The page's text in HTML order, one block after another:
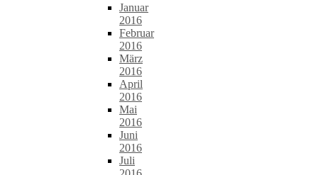
Januar
2016
Februar
2016
März
2016
April
2016
Mai
2016
Juni
2016
Juli